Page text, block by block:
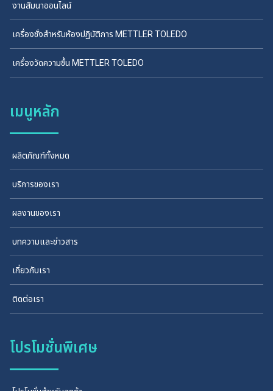
งานสัมนาออนไลน์
เครื่องชั่งสำหรับห้องปฏิบัติการ METTLER TOLEDO
เครื่องวัดความชื้น METTLER TOLEDO
เมนูหลัก
ผลิตภัณฑ์ทั้งหมด
บริการของเรา
ผลงานของเรา
บทความและข่าวสาร
เกี่ยวกับเรา
ติดต่อเรา
โปรโมชั่นพิเศษ